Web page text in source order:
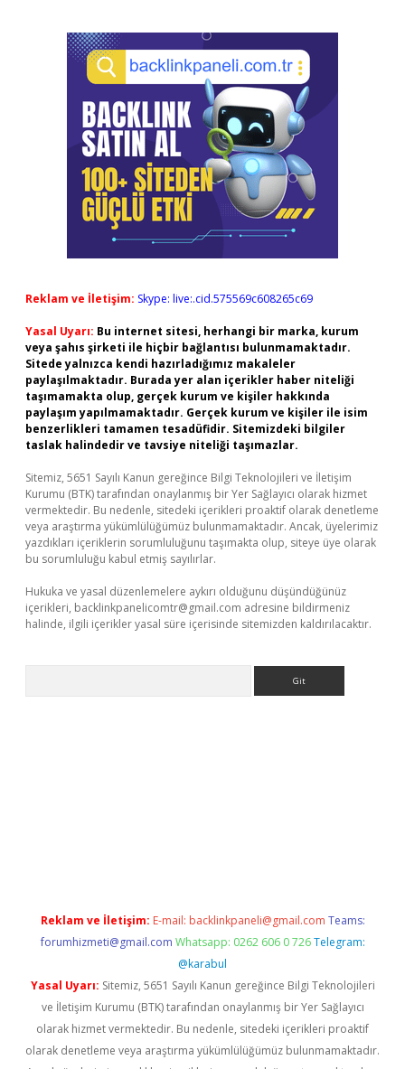
Reklam ve İletişim: Skype: live:.cid.575569c608265c69
Yasal Uyarı: Bu internet sitesi, herhangi bir marka, kurum
veya şahıs şirketi ile hiçbir bağlantısı bulunmamaktadır.
Sitede yalnızca kendi hazırladığımız makaleler
paylaşılmaktadır. Burada yer alan içerikler haber niteliği
taşımamakta olup, gerçek kurum ve kişiler hakkında
paylaşım yapılmamaktadır. Gerçek kurum ve kişiler ile isim
benzerlikleri tamamen tesadüfidir. Sitemizdeki bilgiler
taslak halindedir ve tavsiye niteliği taşımazlar.
Sitemiz, 5651 Sayılı Kanun gereğince Bilgi Teknolojileri ve İletişim
Kurumu (BTK) tarafından onaylanmış bir Yer Sağlayıcı olarak hizmet
vermektedir. Bu nedenle, sitedeki içerikleri proaktif olarak denetleme
veya araştırma yükümlülüğümüz bulunmamaktadır. Ancak, üyelerimiz
yazdıkları içeriklerin sorumluluğunu taşımakta olup, siteye üye olarak
bu sorumluluğu kabul etmiş sayılırlar.
Hukuka ve yasal düzenlemelere aykırı olduğunu düşündüğünüz
içerikleri, backlinkpanelicomtr@gmail.com adresine bildirmeniz
halinde, ilgili içerikler yasal süre içerisinde sitemizden kaldırılacaktır.
Reklam ve İletişim: E-mail: backlinkpaneli@gmail.com Teams:
forumhizmeti@gmail.com Whatsapp: 0262 606 0 726 Telegram:
@karabul
Yasal Uyarı: Sitemiz, 5651 Sayılı Kanun gereğince Bilgi Teknolojileri
ve İletişim Kurumu (BTK) tarafından onaylanmış bir Yer Sağlayıcı
olarak hizmet vermektedir. Bu nedenle, sitedeki içerikleri proaktif
olarak denetleme veya araştırma yükümlülüğümüz bulunmamaktadır.